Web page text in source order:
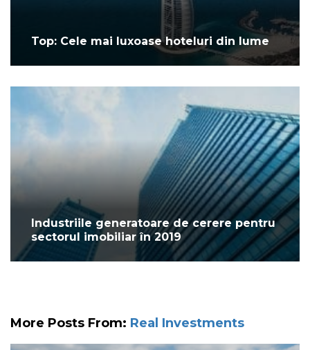
Top: Cele mai luxoase hoteluri din lume
Industriile generatoare de cerere pentru
sectorul imobiliar în 2019
More Posts From: Real Investments